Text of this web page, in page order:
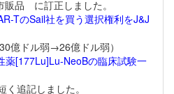
品 に訂正しました。
TのSail社を買う選択権利をJ&J
億ドル弱→26億ドル弱）
薬[177Lu]Lu-NeoBの臨床試験一
く追記しました。